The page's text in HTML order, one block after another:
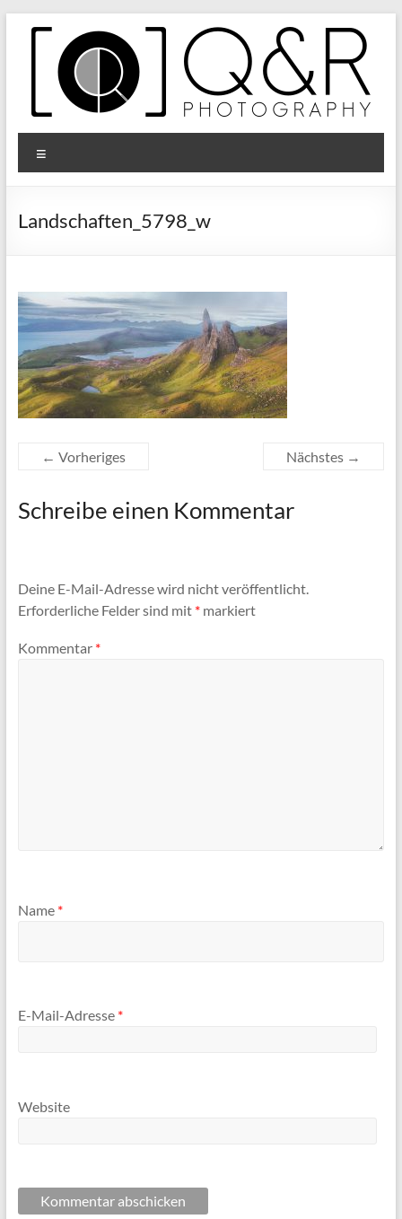
Inhalt
Q&R
Photography
Landschaften_5798_w
← Vorheriges Nächstes →
Schreibe einen Kommentar
Deine E-Mail-Adresse wird nicht veröffentlicht.
Erforderliche Felder sind mit *markiert
Kommentar *
Name *
E-Mail-Adresse *
Website